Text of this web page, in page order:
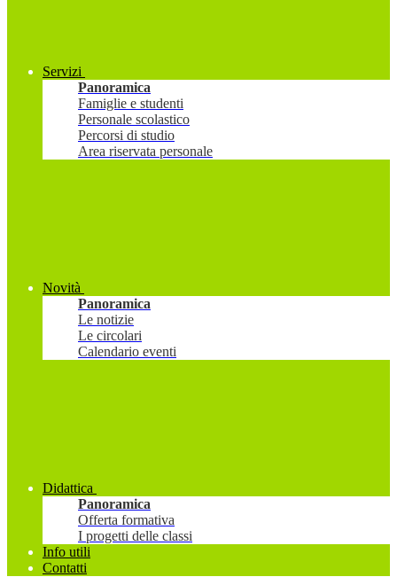
Servizi
Panoramica
Famiglie e studenti
Personale scolastico
Percorsi di studio
Area riservata personale
Novità
Panoramica
Le notizie
Le circolari
Calendario eventi
Didattica
Panoramica
Offerta formativa
I progetti delle classi
Info utili
Contatti